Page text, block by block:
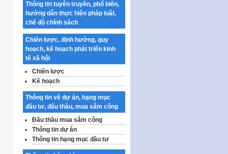
chính luận về bảo vệ nền tảng tư
tưởng của Đảng…
Công bố công khai dự toán kinh
phí xây dựng pháp luật, hoàn
thiện thể chế, chính…
Quy định về nghiên cứu, ứng
dụng khoa học, công nghệ, đổi
mới sáng tạo và chuyển…
Quy định chi tiết và hướng dẫn
thi hành một số điều của Luật Lý
lịch tư…
Sửa đổi, bổ sung một số nội
dung tại Nghị quyết số 30/NQ-
CP ngày 24 tháng 02…
Thông tin tuyên truyền, phổ biến,
hướng dẫn thực hiện pháp luật,
chế độ chính sách
Chiến lược, định hướng, quy
hoạch, kế hoạch phát triển kinh
tế xã hội
Chiến lược
Kế hoạch
Thông tin về dự án, hạng mục
đầu tư, đấu thầu, mua sắm công
Đấu thầu mua sắm công
Thông tin dự án
Thông tin hạng mục đầu tư